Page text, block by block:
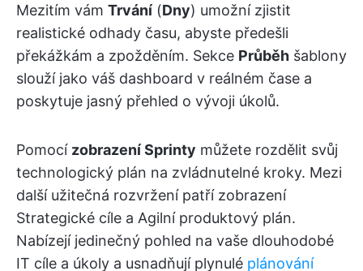
Mezitím vám Trvání (Dny) umožní zjistit
realistické odhady času, abyste předešli
překážkám a zpožděním. Sekce Průběh šablony
slouží jako váš dashboard v reálném čase a
poskytuje jasný přehled o vývoji úkolů.
Pomocí zobrazení Sprinty můžete rozdělit svůj
technologický plán na zvládnutelné kroky. Mezi
další užitečná rozvržení patří zobrazení
Strategické cíle a Agilní produktový plán.
Nabízejí jedinečný pohled na vaše dlouhodobé
IT cíle a úkoly a usnadňují plynulé plánování